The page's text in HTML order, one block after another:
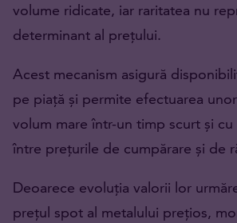
volume ridicate, iar raritatea nu
determinant al prețului.
Acest mecanism asigură
pe piață și permite efectuarea
volum mare într-un timp scurt și
între prețurile de cumpărare și de
Deoarece evoluția valorii lor
prețul spot al metalului prețios,